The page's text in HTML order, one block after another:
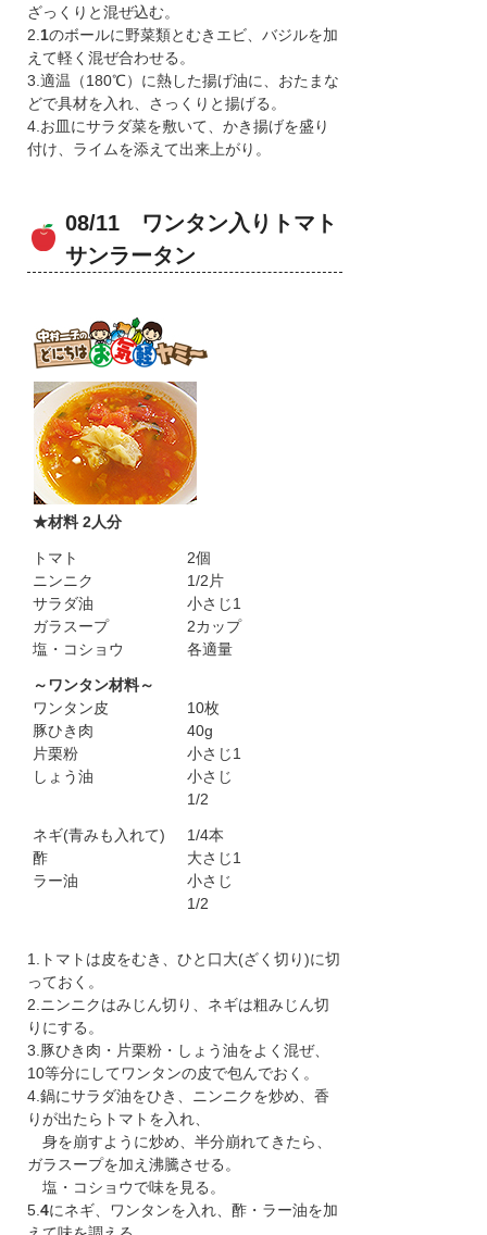
ざっくりと混ぜ込む。
2. 1のボールに野菜類とむきエビ、バジルを加
えて軽く混ぜ合わせる。
3.適温（180℃）に熱した揚げ油に、おたまな
どで具材を入れ、さっくりと揚げる。
4.お皿にサラダ菜を敷いて、かき揚げを盛り
付け、ライムを添えて出来上がり。
08/11 ワンタン入りトマト
サンラータン
★材料 2人分
トマト
2個
ニンニク
1/2片
サラダ油
小さじ1
ガラスープ
2カップ
塩・コショウ
各適量
～ワンタン材料～
ワンタン皮
10枚
豚ひき肉
40g
片栗粉
小さじ1
しょう油
小さじ
1/2
ネギ(青みも入れて)
1/4本
酢
大さじ1
ラー油
小さじ
1/2
1.トマトは皮をむき、ひと口大(ざく切り)に切
っておく。
2.ニンニクはみじん切り、ネギは粗みじん切
りにする。
3.豚ひき肉・片栗粉・しょう油をよく混ぜ、
10等分にしてワンタンの皮で包んでおく。
4.鍋にサラダ油をひき、ニンニクを炒め、香
りが出たらトマトを入れ、
身を崩すように炒め、半分崩れてきたら、
ガラスープを加え沸騰させる。
塩・コショウで味を見る。
5.4にネギ、ワンタンを入れ、酢・ラー油を加